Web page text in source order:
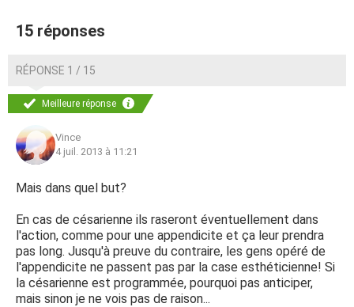
15 réponses
RÉPONSE 1 / 15
Meilleure réponse
Vince
4 juil. 2013 à 11:21
Mais dans quel but?
En cas de césarienne ils raseront éventuellement dans
l'action, comme pour une appendicite et ça leur prendra
pas long. Jusqu'à preuve du contraire, les gens opéré de
l'appendicite ne passent pas par la case esthéticienne! Si
la césarienne est programmée, pourquoi pas anticiper,
mais sinon je ne vois pas de raison...